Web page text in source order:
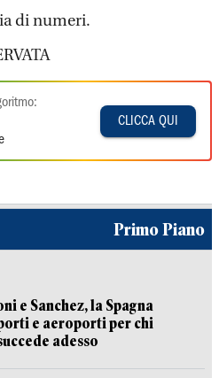
di numeri.
CLICCA QUI
Primo Piano
e Sanchez, la Spagna
e aeroporti per chi
adesso